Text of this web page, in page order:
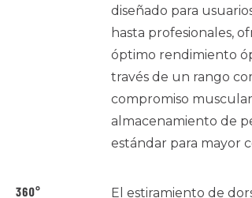
diseñado para
hasta profesionales,
óptimo rendimiento
través de un rango
compromiso
almacenamiento de
estándar para mayor
El estiramiento de